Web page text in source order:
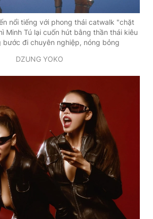
nổi tiếng với phong thái catwalk "chặt
Minh Tú lại cuốn hút bằng thần thái kiêu
bước đi chuyên nghiệp, nóng bỏng
DZUNG YOKO